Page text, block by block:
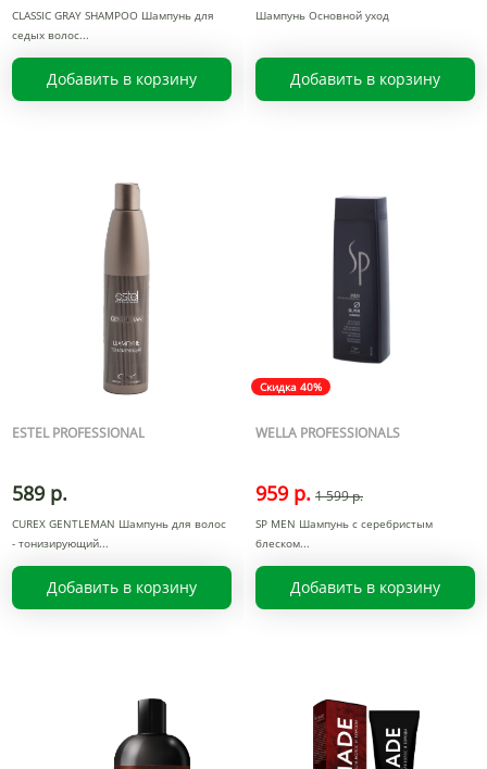
CLASSIC GRAY SHAMPOO Шампунь для
седых волос
Добавить в корзину
Шампунь Основной уход
Добавить в корзину
ESTEL PROFESSIONAL
589 р.
CUREX GENTLEMAN Шампунь для волос
- тонизирующий
Добавить в корзину
Скидка 40%
WELLA PROFESSIONALS
959 р. 1 599 р.
SP MEN Шампунь с серебристым
блеском
Добавить в корзину